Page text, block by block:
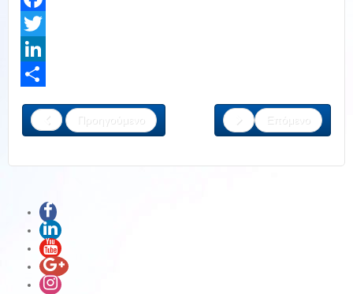
Facebook
Twitter
LinkedIn
Προηγούμενο
Επόμενο